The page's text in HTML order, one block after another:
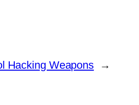
Hacking Weapons →